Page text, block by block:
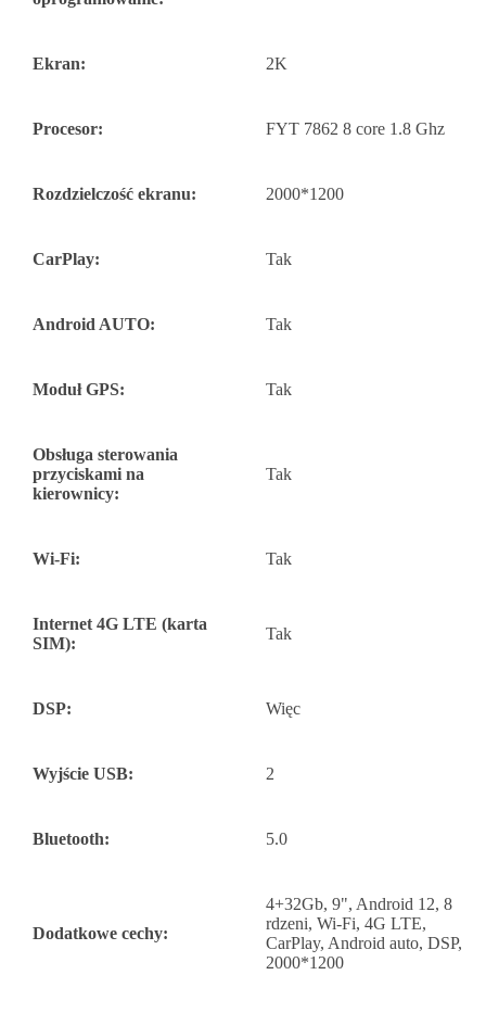
Ekran: 2K
Procesor: FYT 7862 8 core 1.8 Ghz
Rozdzielczość ekranu: 2000*1200
CarPlay: Tak
Android AUTO: Tak
Moduł GPS: Tak
Obsługa sterowania
przyciskami na
kierownicy:
Tak
Wi-Fi: Tak
Internet 4G LTE (karta
SIM):
Tak
DSP: Więc
Wyjście USB: 2
Bluetooth: 5.0
Dodatkowe cechy:
4+32Gb, 9", Android 12, 8
rdzeni, Wi-Fi, 4G LTE,
CarPlay, Android auto, DSP,
2000*1200